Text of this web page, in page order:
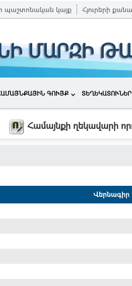
պաշտոնական կայք Հյուրերի
ՄԱՐԶԻ
ԳՈՒՅՔ ՏԵՂԵԿԱՏՈՒՆԵՐ
Համայնքի ղեկավարի
Վերնագիր